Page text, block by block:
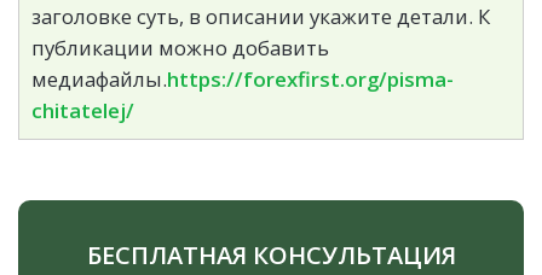
заголовке суть, в описании укажите детали. К
публикации можно добавить
медиафайлы.https://forexfirst.org/pisma-
chitatelej/
БЕСПЛАТНАЯ КОНСУЛЬТАЦИЯ